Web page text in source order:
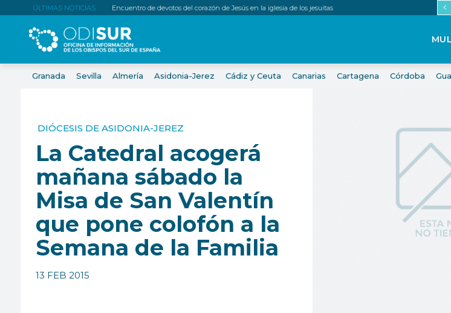
ÚLTIMAS NOTICIAS: Encuentro de devotos del corazón de Jesús en la iglesia de los jesuitas
Granada Sevilla Almería Asidonia-Jerez Cádiz y Ceuta Canarias Cartagena Córdoba
DIÓCESIS DE ASIDONIA-JEREZ
La Catedral acogerá
mañana sábado la
Misa de San Valentín
que pone colofón a la
Semana de la Familia
13 FEB 2015